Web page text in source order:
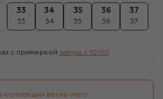
33
33
34
34
35
35
36
36
37
37
с примеркой завтра c 10:00
коллекции весна-лето